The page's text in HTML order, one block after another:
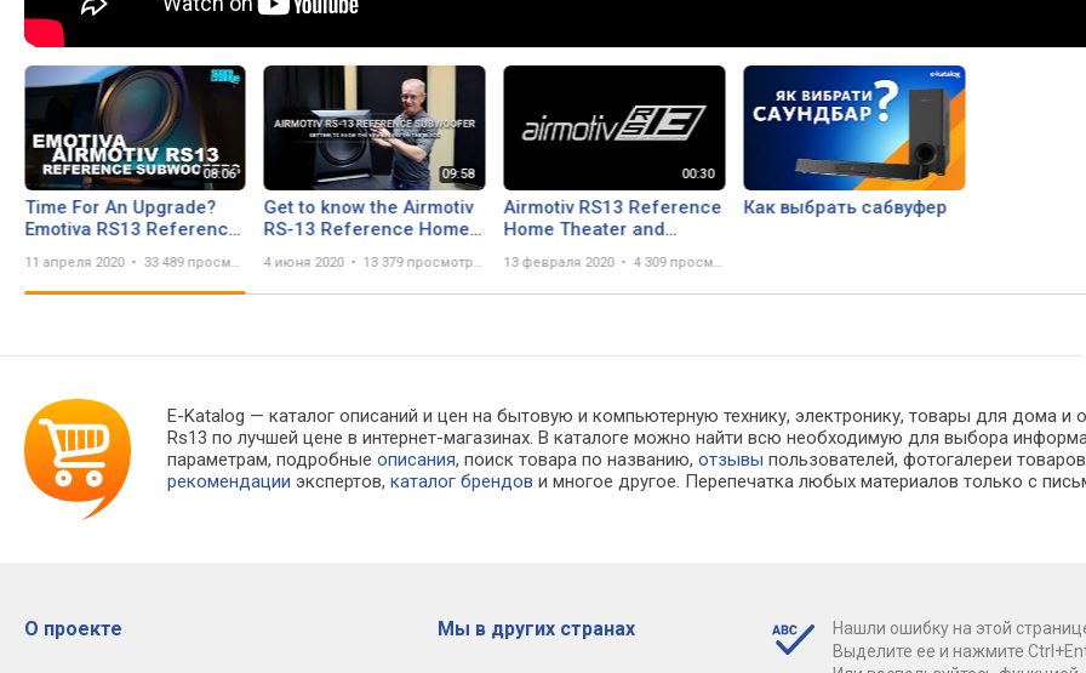
Time For An Upgrade?
Emotiva RS13 Reference
11 апреля 2020 33 489 просмотров
Get to know the Airmotiv
RS-13 Reference Home
Subwoofer.
4 июня 2020 13 379 просмотров
Airmotiv RS13 Reference
Home Theater and
Stereo Subwoofer Trailer
13 февраля 2020 4 309 просмотров
Как выбрать сабвуфер
E-Katalog — каталог описаний и цен на бытовую и компьютерную технику, электронику, товары для дома
Rs13 по лучшей цене в интернет-магазинах. В каталоге можно найти всю необходимую для выбора
параметрам, подробныеописания, поиск товара по названию,отзывы пользователей, фотогалереи
рекомендации экспертов,каталог брендов и многое другое. Перепечатка любых материалов только с
О проекте Мы в других странах
Нашли ошибку на этой
Выделите ее и нажмите